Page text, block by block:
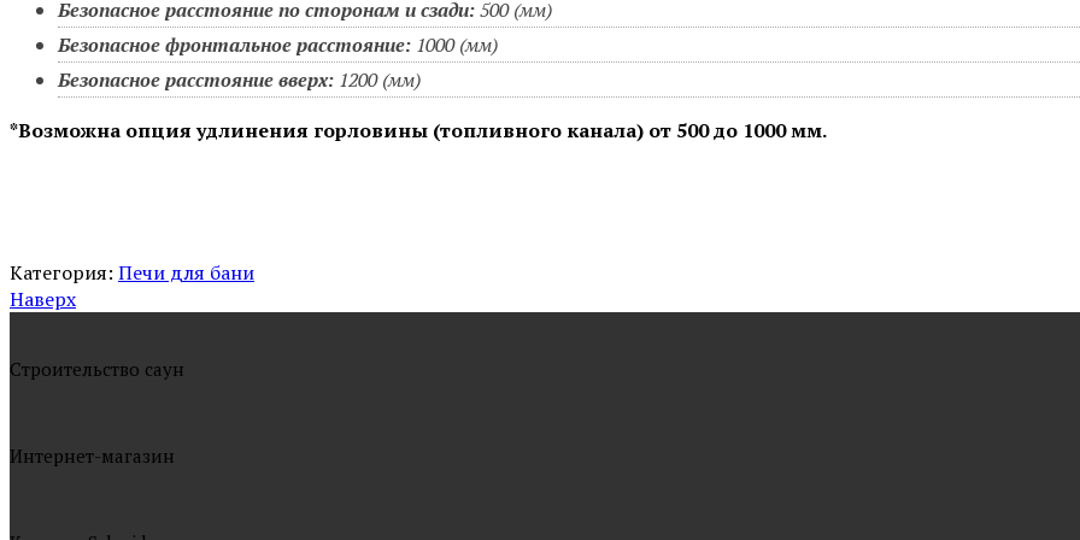
Безопасное расстояние по сторонам и сзади:500 (мм)
Безопасное фронтальное расстояние: 1000 (мм)
Безопасное расстояние вверх: 1200 (мм)
*Возможна опция удлинения горловины (топливного канала) от 500 до 1000 мм.
Категория: Печи для бани
Наверх
Cтроительство саун
Интернет-магазин